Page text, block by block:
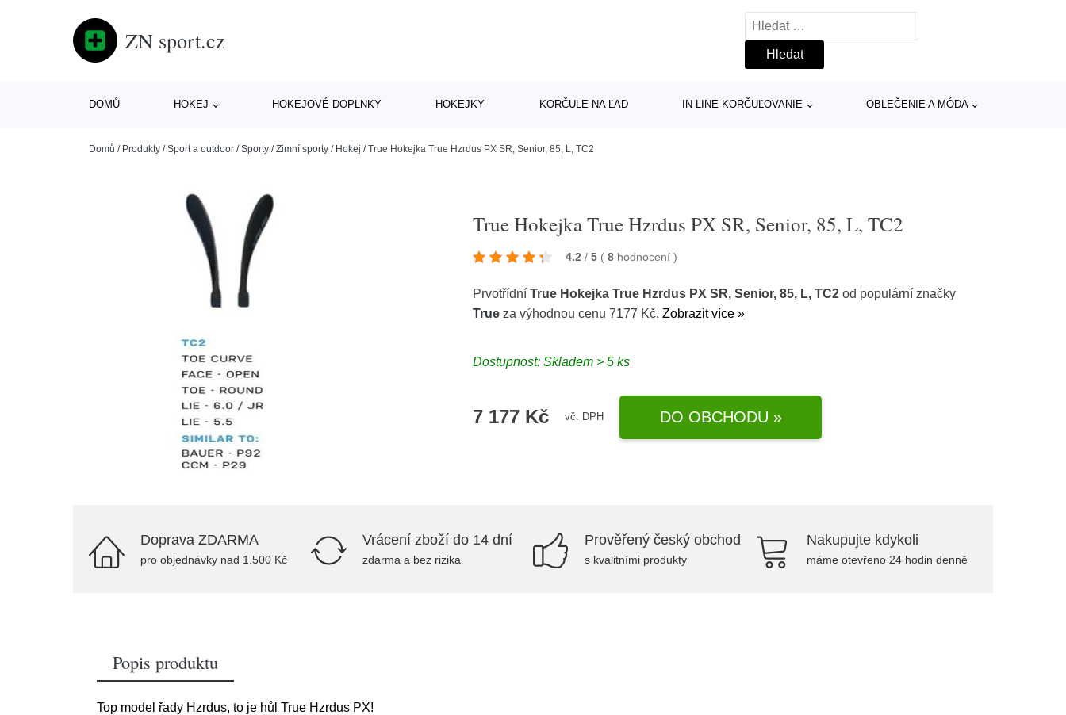
ZN sport.cz
Vyhledávání
DOMŮ HOKEJ HOKEJOVÉ DOPLNKY HOKEJKY KORČULE NA ĽAD IN-LINE KORČUĽOVANIE OBLEČENIE A MÓDA
Domů / Produkty /Sport a outdoor /Sporty /Zimní sporty / Hokej /True Hokejka True Hzrdus PX SR, Senior, 85, L, TC2
True Hokejka True Hzrdus PX SR, Senior, 85, L, TC2
4.2 / 5 ( 8 hodnocení)
PrvotřídníTrue Hokejka True Hzrdus PX SR, Senior, 85, L, TC2 od populární značky
True za výhodnou cenu 7177 Kč.Zobrazit více »
Dostupnost: Skladem > 5 ks
7 177 Kč vč. DPH DO OBCHODU »
Doprava ZDARMA
pro objednávky nad 1.500 Kč
Vrácení zboží do 14 dní
zdarma a bez rizika
Prověřený český obchod
s kvalitními produkty
Nakupujte kdykoli
máme otevřeno 24 hodin denně
Popis produktu
Top model řady Hzrdus, to je hůl True Hzrdus PX!